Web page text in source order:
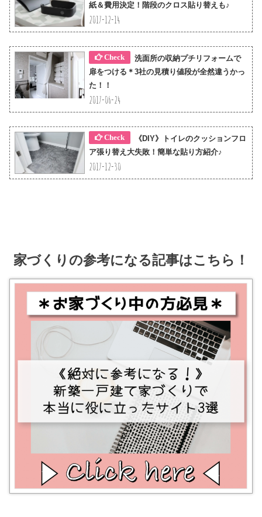
紙＆費用決定！階段のクロス貼り替えも♪
2017-12-14
洗面所の収納プチリフォームで
扉をつける＊3社の見積り値段が全然違うかっ
た！！
2017-06-24
《DIY》トイレのクッションフロ
ア張り替え大失敗！簡単な貼り方紹介♪
2017-12-30
家づくりの参考になる記事はこちら！